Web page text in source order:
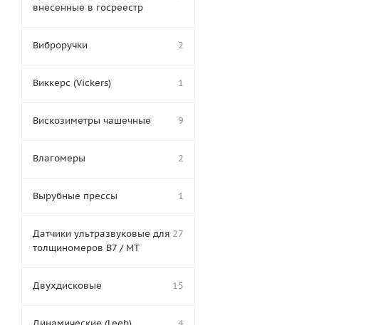
внесенные в госреестр
Виброручки 2
Виккерс (Vickers) 1
Вискозиметры чашечные 9
Влагомеры 2
Вырубные прессы 1
Датчики ультразвуковые для
толщиномеров В7 / МТ
27
Двухдисковые 15